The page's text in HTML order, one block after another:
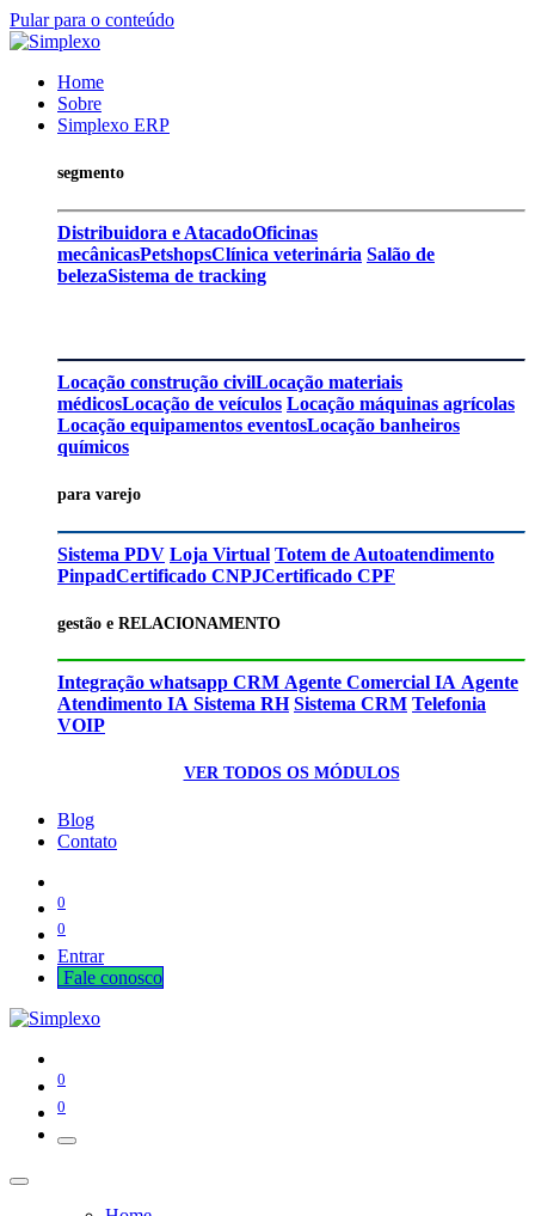
Pular para o conteúdo
Home
Sobre
Simplexo ERP
segmento
Distribuidora e AtacadoOficinas
mecânicasPetshopsClínica veterinária Salão de
belezaSistema de tracking
Locação construção civilLocação materiais
médicosLocação de veículos Locação máquinas agrícolas
Locação equipamentos eventosLocação banheiros
químicos
para varejo
Sistema PDV Loja Virtual Totem de Autoatendimento
PinpadCertificado CNPJCertificado CPF
gestão e RELACIONAMENTO
Integração whatsapp CRM Agente Comercial IA Agente
Atendimento IA Sistema RH Sistema CRM Telefonia
VOIP
VER TODOS OS MÓDULOS
Blog
Contato
0
0
Entrar
Fale cono​​​​​​​​sco
0
0